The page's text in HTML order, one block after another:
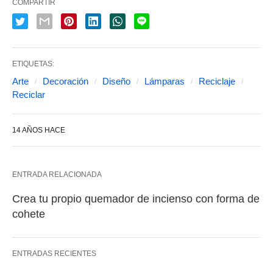
COMPARTIR
ETIQUETAS:
Arte Decoración Diseño Lámparas
Reciclaje
Reciclar
14 AÑOS HACE
ENTRADA RELACIONADA
Crea tu propio quemador de incienso con forma de
cohete
ENTRADAS RECIENTES